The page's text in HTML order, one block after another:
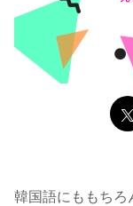
韓国語にももちろ